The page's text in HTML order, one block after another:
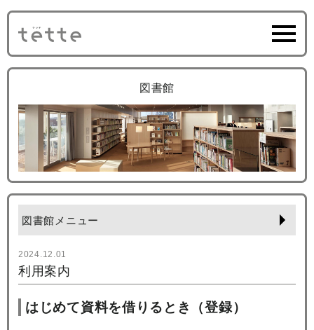
図書館
図書館メニュー
2024.12.01
利用案内
はじめて資料を借りるとき（登録）